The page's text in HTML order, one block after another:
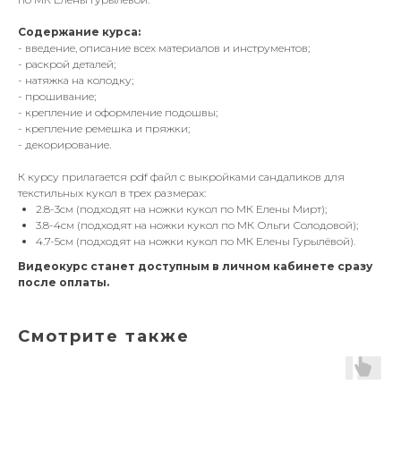
Содержание курса:
- введение, описание всех материалов и инструментов;
- раскрой деталей;
- натяжка на колодку;
- прошивание;
- крепление и оформление подошвы;
- крепление ремешка и пряжки;
- декорирование.
К курсу прилагается pdf файл с выкройками сандаликов для
текстильных кукол в трех размерах:
2.8-3см (подходят на ножки кукол по МК Елены Мирт);
3.8-4см (подходят на ножки кукол по МК Ольги Солодовой);
4.7-5см (подходят на ножки кукол по МК Елены Гурылёвой).
Видеокурс станет доступным в личном кабинете сразу
после оплаты.
Смотрите также